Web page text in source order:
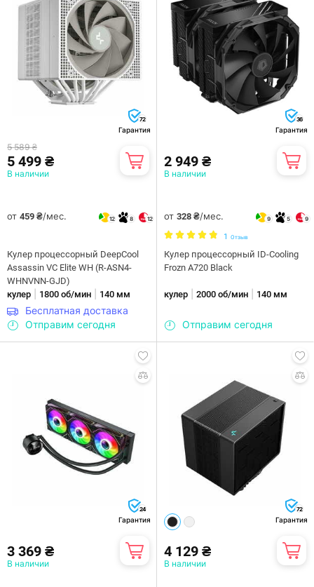
72
Гарантия
5 589 ₴
5 499 ₴
В наличии
от 459 ₴/мес. 12 8 12
Кулер процессорный DeepCool
Assassin VC Elite WH (R-ASN4-
WHNVNN-GJD)
кулер
1800 об/мин 140 мм
Бесплатная доставка
Отправим сегодня
36
Гарантия
2 949 ₴
В наличии
от 328 ₴/мес. 9 5 9
1 Отзыв
Кулер процессорный ID-Cooling
Frozn A720 Black
кулер 2000 об/мин 140 мм
Отправим сегодня
24
Гарантия
3 369 ₴
В наличии
72
Гарантия
4 129 ₴
В наличии